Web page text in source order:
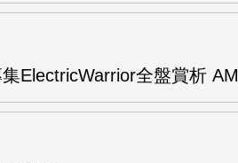
ElectricWarrior全盤賞析 AM